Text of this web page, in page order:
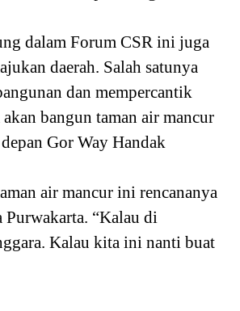
dalam Forum CSR ini juga
daerah. Salah satunya
dan mempercantik
bangun taman air mancur
Gor Way Handak
air mancur ini rencananya
“Kalau di
Kalau kita ini nanti buat